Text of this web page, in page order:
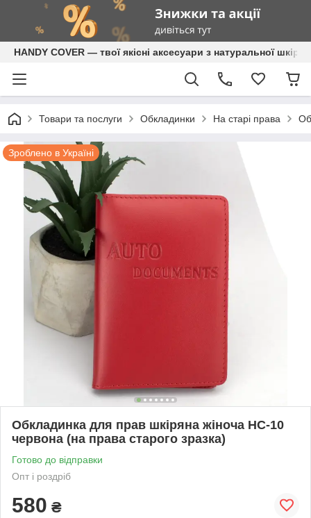
HANDY COVER — твої якісні аксесуари з натуральної шкіри
Товари та послуги Обкладинки На старі права
Зроблено в Україні
Обкладинка для прав шкіряна жіноча HC-10
червона (на права старого зразка)
Готово до відправки
Опт і роздріб
580 ₴